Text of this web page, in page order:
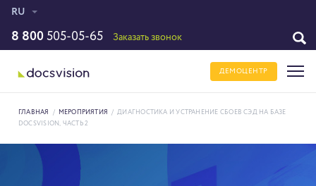
RU
8 800 505-05-65 Заказать звонок
ДЕМОЦЕНТР
ГЛАВНАЯ / МЕРОПРИЯТИЯ / ДИАГНОСТИКА И УСТРАНЕНИЕ СБОЕВ СЭД НА БАЗЕ
DOCSVISION, ЧАСТЬ 2